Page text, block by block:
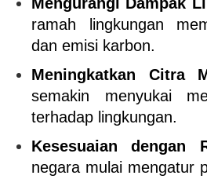
ramah lingkungan
dan emisi karbon.
Meningkatkan Citra
semakin menyukai
terhadap lingkungan.
Kesesuaian dengan
negara mulai mengatur